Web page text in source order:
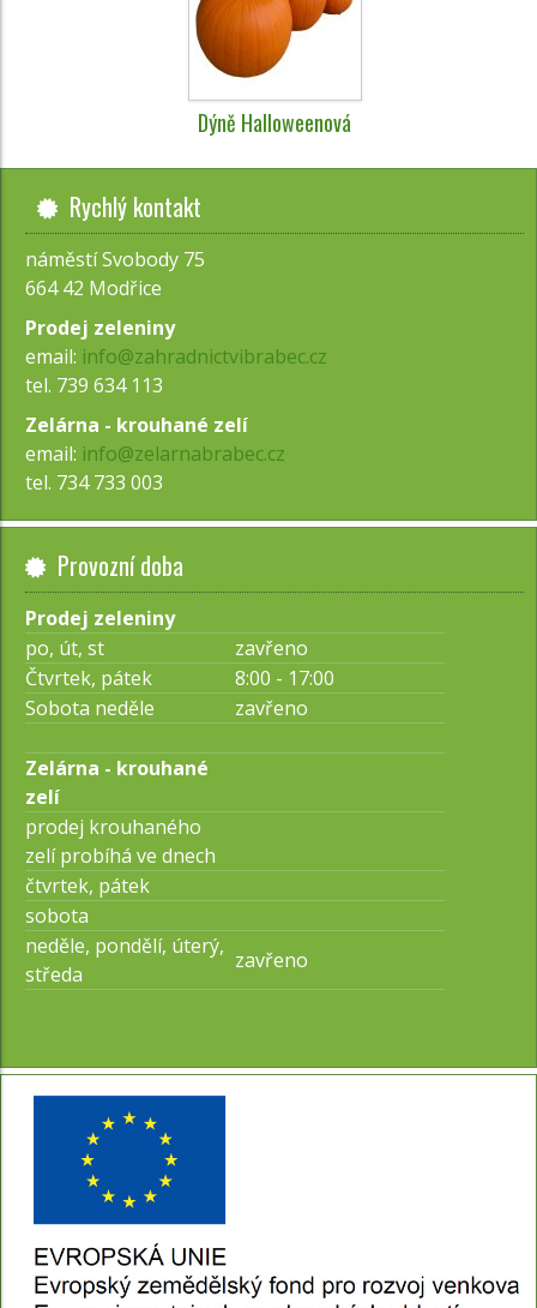
Dýně Halloweenová
Rychlý kontakt
náměstí Svobody 75
664 42 Modřice
Prodej zeleniny
email: info@zahradnictvibrabec.cz
tel. 739 634 113
Zelárna - krouhané zelí
email: info@zelarnabrabec.cz
tel. 734 733 003
Provozní doba
Prodej zeleniny
po, út, st
zavřeno
Čtvrtek, pátek
8:00 - 17:00
Sobota neděle
zavřeno
Zelárna - krouhané
zelí
prodej krouhaného
zelí probíhá ve dnech
čtvrtek, pátek
sobota
neděle, pondělí, úterý,
středa
zavřeno